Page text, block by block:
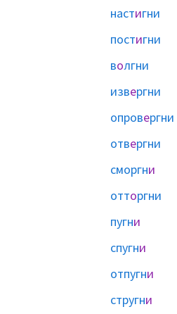
настигни
постигни
волгни
извергни
опровергни
отвергни
сморгни
отторгни
пугни
спугни
отпугни
стругни